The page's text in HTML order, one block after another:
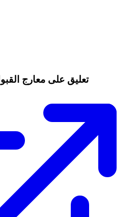
تعليق على معارج